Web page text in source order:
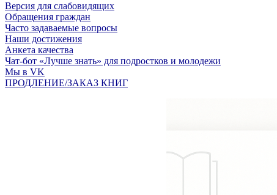
Версия для слабовидящих
Обращения граждан
Часто задаваемые вопросы
Наши достижения
Анкета качества
Чат-бот «Лучше знать» для подростков и молодежи
Мы в VK
ПРОДЛЕНИЕ/ЗАКАЗ КНИГ